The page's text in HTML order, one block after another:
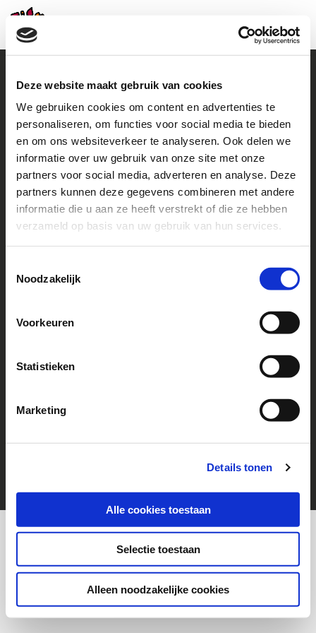
Deze website maakt gebruik van cookies
We gebruiken cookies om content en advertenties te
personaliseren, om functies voor social media te bieden
en om ons websiteverkeer te analyseren. Ook delen we
informatie over uw gebruik van onze site met onze
partners voor social media, adverteren en analyse. Deze
partners kunnen deze gegevens combineren met andere
informatie die u aan ze heeft verstrekt of die ze hebben
verzameld op basis van uw gebruik van hun services.
Noodzakelijk
Voorkeuren
Statistieken
Marketing
Details tonen
Alle cookies toestaan
Selectie toestaan
Alleen noodzakelijke cookies
Contact
+31 (0)38 460 46 48
howto@helpachild.org
Facebook
LinkedIn
Go to
Contact us